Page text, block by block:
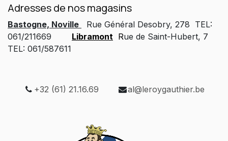
Adresses de nos magasins
Bastogne, Noville
Rue Général Desobry, 278 TEL:
061/211669
Libramont Rue de Saint-Hubert, 7
TEL: 061/587611
+32 (61) 21.16.69 al@leroygauthier.be